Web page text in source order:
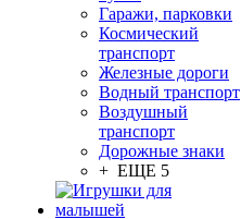
Гаражи, парковки
Космический
транспорт
Железные дороги
Водный транспорт
Воздушный
транспорт
Дорожные знаки
+ ЕЩЕ 5